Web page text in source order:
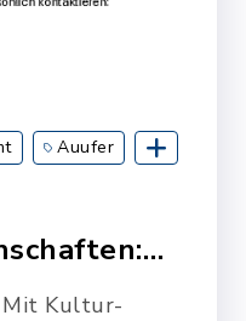
Mit Kultur-
Auufer
Moordiek